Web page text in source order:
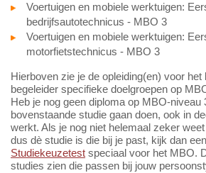
Voertuigen en mobiele werktuigen:
bedrijfsautotechnicus - MBO 3
Voertuigen en mobiele werktuigen:
motorfietstechnicus - MBO 3
Hierboven zie je de opleiding(en) voor het
begeleider specifieke doelgroepen op
Heb je nog geen diploma op MBO-niveau
bovenstaande studie gaan doen, ook in
werkt. Als je nog niet helemaal zeker
dus dè studie is die bij je past, kijk dan
Studiekeuzetest speciaal voor het MBO.
studies zien die passen bij jouw